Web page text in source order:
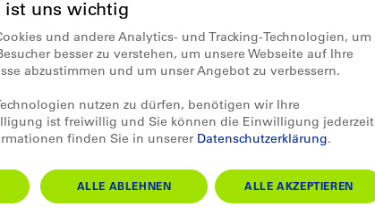
ist uns wichtig
und andere Analytics- und Tracking-Technologien, um
besser zu verstehen, um unsere Webseite auf Ihre
abzustimmen und um unser Angebot zu verbessern.
nutzen zu dürfen, benötigen wir Ihre
ist freiwillig und Sie können die Einwilligung jederzeit
finden Sie in unserer Datenschutzerklärung.
ALLE ABLEHNEN ALLE AKZEPTIEREN